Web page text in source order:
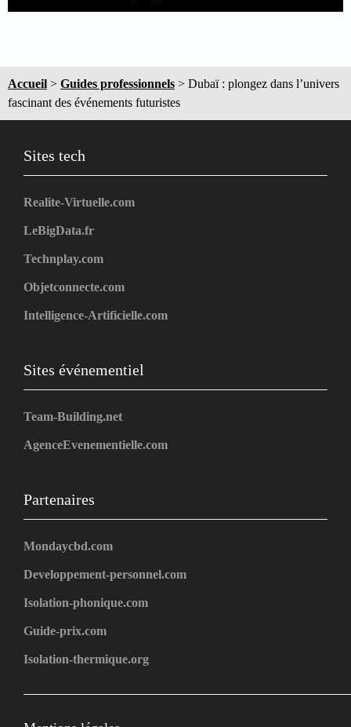
Accueil > Guides professionnels > Dubaï : plongez dans l’univers
fascinant des événements futuristes
Sites tech
Realite-Virtuelle.com
LeBigData.fr
Technplay.com
Objetconnecte.com
Intelligence-Artificielle.com
Sites événementiel
Team-Building.net
AgenceEvenementielle.com
Partenaires
Mondaycbd.com
Developpement-personnel.com
Isolation-phonique.com
Guide-prix.com
Isolation-thermique.org